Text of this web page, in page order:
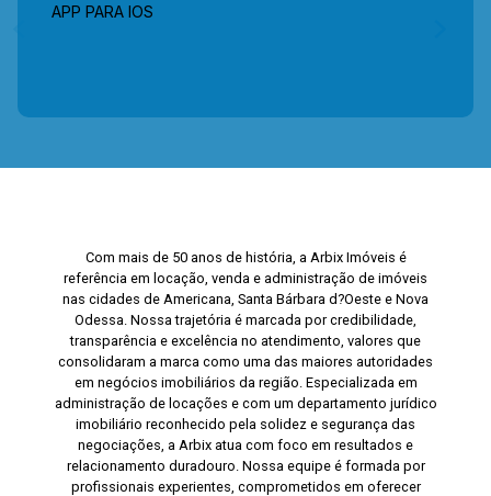
APP PARA IOS
Com mais de 50 anos de história, a Arbix Imóveis é
referência em locação, venda e administração de imóveis
nas cidades de Americana, Santa Bárbara d?Oeste e Nova
Odessa. Nossa trajetória é marcada por credibilidade,
transparência e excelência no atendimento, valores que
consolidaram a marca como uma das maiores autoridades
em negócios imobiliários da região. Especializada em
administração de locações e com um departamento jurídico
imobiliário reconhecido pela solidez e segurança das
negociações, a Arbix atua com foco em resultados e
relacionamento duradouro. Nossa equipe é formada por
profissionais experientes, comprometidos em oferecer